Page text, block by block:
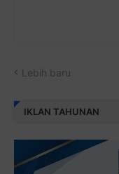
Lebih baru
IKLAN TAHUNAN